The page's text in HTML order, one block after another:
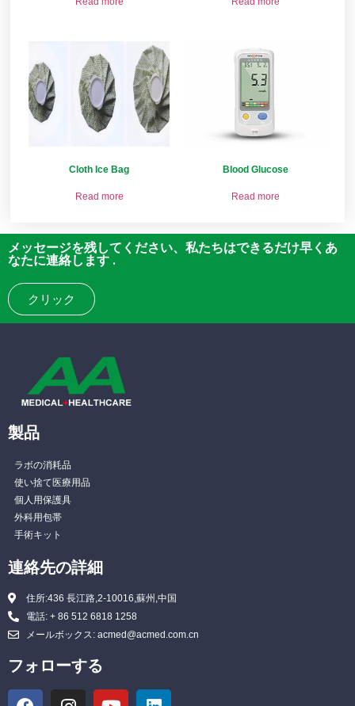
Cloth Ice Bag
Read more
Blood Glucose
Read more
メッセージを残してください、私たちはできるだけ早くあ
なたに連絡します .
クリック
製品
ラボの消耗品
使い捨て医療用品
個人用保護具
外科用包帯
手術キット
連絡先の詳細
住所:436 長江路,2-10016,蘇州,中国
電話: + 86 512 6818 1258
メールボックス: acmed@acmed.com.cn
フォローする